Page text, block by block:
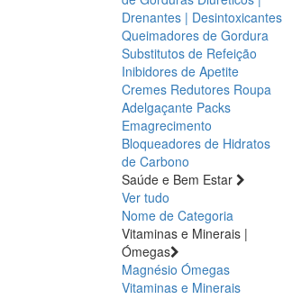
Drenantes | Desintoxicantes
Queimadores de Gordura
Substitutos de Refeição
Inibidores de Apetite
Cremes Redutores Roupa
Adelgaçante Packs
Emagrecimento
Bloqueadores de Hidratos
de Carbono
Saúde e Bem Estar
Ver tudo
Nome de Categoria
Vitaminas e Minerais |
Ómegas
Magnésio Ómegas
Vitaminas e Minerais